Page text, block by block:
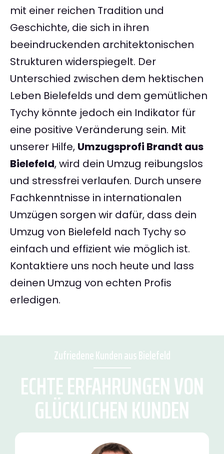
mit einer reichen Tradition und
Geschichte, die sich in ihren
beeindruckenden architektonischen
Strukturen widerspiegelt. Der
Unterschied zwischen dem hektischen
Leben Bielefelds und dem gemütlichen
Tychy könnte jedoch ein Indikator für
eine positive Veränderung sein. Mit
unserer Hilfe, Umzugsprofi Brandt aus
Bielefeld, wird dein Umzug reibungslos
und stressfrei verlaufen. Durch unsere
Fachkenntnisse in internationalen
Umzügen sorgen wir dafür, dass dein
Umzug von Bielefeld nach Tychy so
einfach und effizient wie möglich ist.
Kontaktiere uns noch heute und lass
deinen Umzug von echten Profis
erledigen.
Zufriedene Kunden aus Bielefeld
ECHTE ERFAHRUNGEN VON
GLÜCKLICHEN KUNDEN